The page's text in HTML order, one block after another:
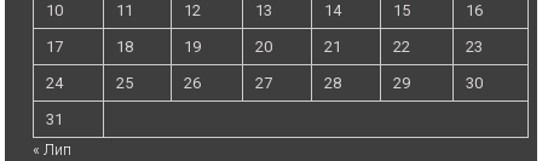
10
11 12 13 14 15
16
17
18 19 20 21 22
23
24
25 26 27 28 29
30
31
« Лип